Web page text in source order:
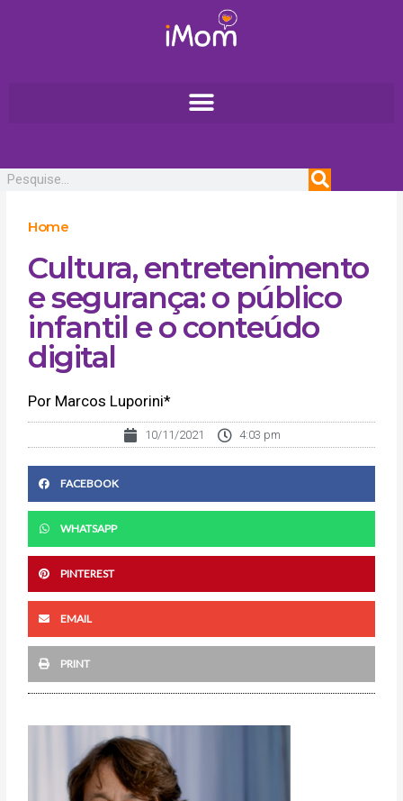
Home
Cultura, entretenimento
e segurança: o público
infantil e o conteúdo
digital
Por Marcos Luporini*
10/11/2021 4:03 pm
FACEBOOK
WHATSAPP
PINTEREST
EMAIL
PRINT